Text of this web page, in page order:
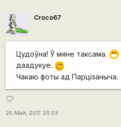
Сroco67
Цудоўна! Ў мяне таксама. :D
даадукуе.
;)
Чакаю фоты ад Парцізаныча.
favorite_border
26 Май, 2017 20:03